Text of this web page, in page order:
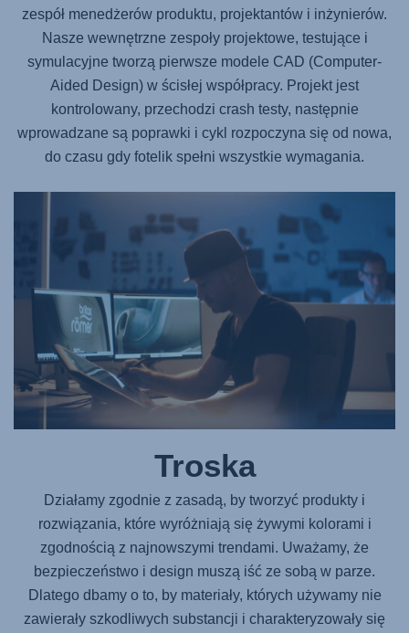
zespół menedżerów produktu, projektantów i inżynierów.
Nasze wewnętrzne zespoły projektowe, testujące i
symulacyjne tworzą pierwsze modele CAD (Computer-
Aided Design) w ścisłej współpracy. Projekt jest
kontrolowany, przechodzi crash testy, następnie
wprowadzane są poprawki i cykl rozpoczyna się od nowa,
do czasu gdy fotelik spełni wszystkie wymagania.
Troska
Działamy zgodnie z zasadą, by tworzyć produkty i
rozwiązania, które wyróżniają się żywymi kolorami i
zgodnością z najnowszymi trendami. Uważamy, że
bezpieczeństwo i design muszą iść ze sobą w parze.
Dlatego dbamy o to, by materiały, których używamy nie
zawierały szkodliwych substancji i charakteryzowały się